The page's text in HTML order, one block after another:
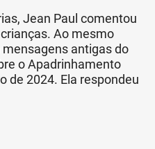
Jean Paul comentou
Ao mesmo
antigas do
o Apadrinhamento
de 2024. Ela respondeu